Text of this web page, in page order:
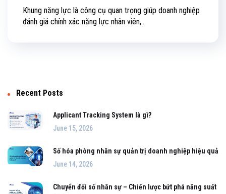
Khung năng lực là công cụ quan trọng giúp doanh nghiệp
đánh giá chính xác năng lực nhân viên,...
Recent Posts
Applicant Tracking System là gì?
June 15, 2026
Số hóa phòng nhân sự quản trị doanh nghiệp hiệu quả
June 14, 2026
Chuyển đổi số nhân sự – Chiến lược bứt phá năng suất